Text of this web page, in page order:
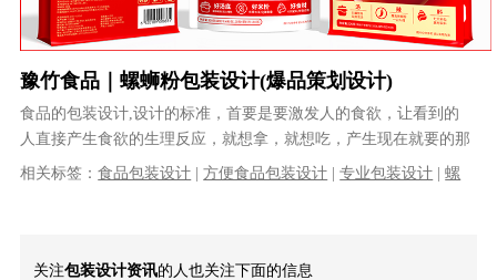
豫竹食品｜螺蛳粉包装设计(爆品策划设计)
食品的包装设计,设计的标准，首要是要激发人的食欲，让看到的
人直接产生食欲的生理反应，就想拿，就想吃，产生现在就要的那
种生理冲动。绝对不能像某些设计师追......
相关标签：食品包装设计 |方便食品包装设计 |专业包装设计 |螺
关注包装设计资讯的人也关注下面的信息